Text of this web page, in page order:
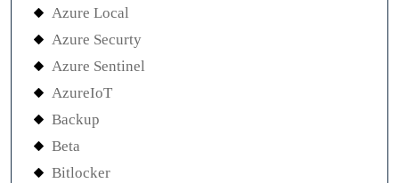
Azure Local
Azure Securty
Azure Sentinel
AzureIoT
Backup
Beta
Bitlocker